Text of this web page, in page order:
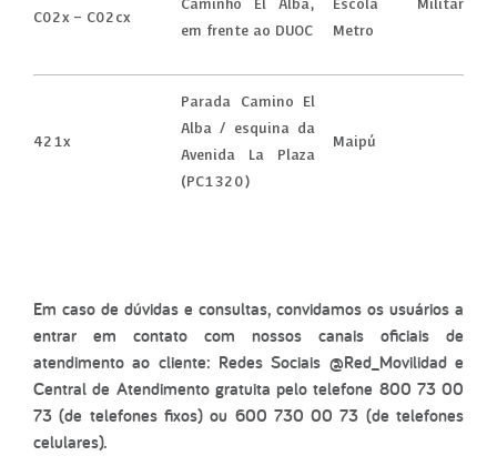
C02x – C02cx
Caminho El Alba,
em frente ao DUOC
Escola Militar
Metro
421x
Parada Camino El
Alba / esquina da
Avenida La Plaza
(PC1320)
Maipú
Em caso de dúvidas e consultas, convidamos os usuários a
entrar em contato com nossos canais oficiais de
atendimento ao cliente: Redes Sociais @Red_Movilidad e
Central de Atendimento gratuita pelo telefone 800 73 00
73 (de telefones fixos) ou 600 730 00 73 (de telefones
celulares).